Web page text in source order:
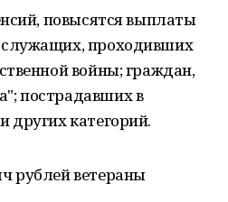
повысятся выплаты
проходивших
войны; граждан,
пострадавших в
других категорий.
рублей ветераны